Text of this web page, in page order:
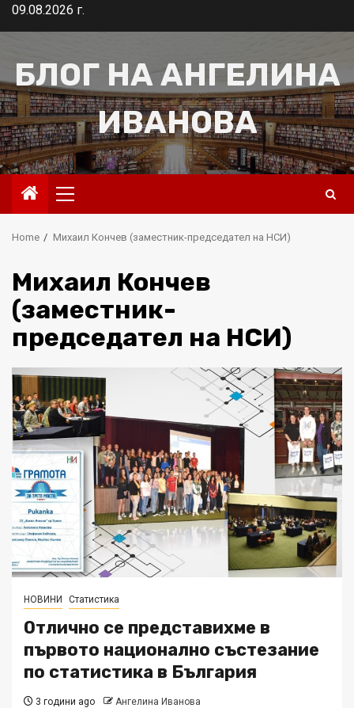
Skip09.08.2026 г.
БЛОГ НА АНГЕЛИНА
ИВАНОВА
Primary
Menu
Home Михаил Кончев (заместник-председател на НСИ)
Михаил Кончев
(заместник-
председател на НСИ)
НОВИНИ Статистика
Отлично се представихме в
първото национално състезание
по статистика в България
3 години ago Ангелина Иванова